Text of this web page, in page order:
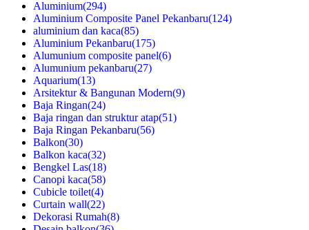
Aluminium(294)
Aluminium Composite Panel Pekanbaru(124)
aluminium dan kaca(85)
Aluminium Pekanbaru(175)
Alumunium composite panel(6)
Alumunium pekanbaru(27)
Aquarium(13)
Arsitektur & Bangunan Modern(9)
Baja Ringan(24)
Baja ringan dan struktur atap(51)
Baja Ringan Pekanbaru(56)
Balkon(30)
Balkon kaca(32)
Bengkel Las(18)
Canopi kaca(58)
Cubicle toilet(4)
Curtain wall(22)
Dekorasi Rumah(8)